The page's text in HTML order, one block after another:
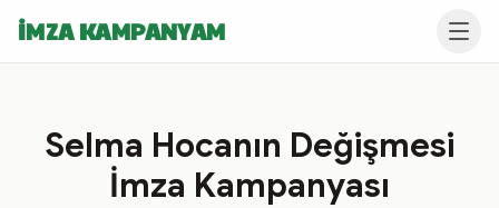
İMZA KAMPANYAM
Selma Hocanın Değişmesi
İmza Kampanyası